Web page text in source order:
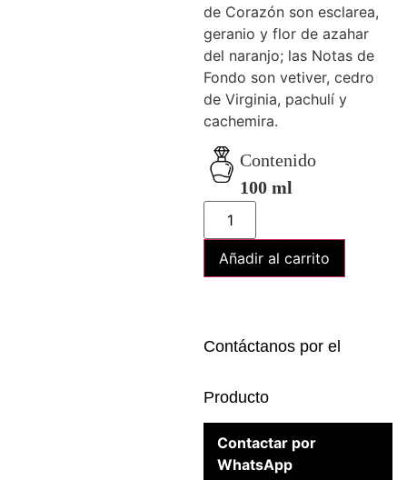
de Corazón son esclarea,
geranio y flor de azahar
del naranjo; las Notas de
Fondo son vetiver, cedro
de Virginia, pachulí y
cachemira.
Contenido
100 ml
Añadir al carrito
Contáctanos por el
Producto
Contactar por
WhatsApp